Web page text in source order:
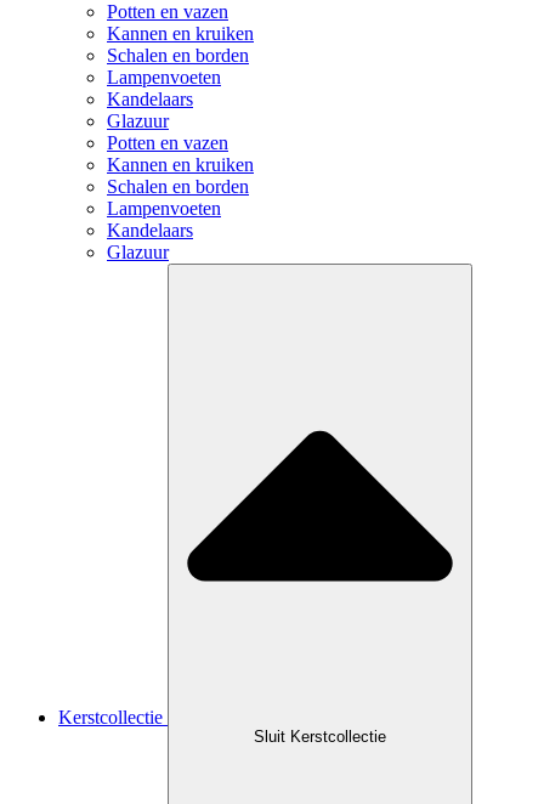
Potten en vazen
Kannen en kruiken
Schalen en borden
Lampenvoeten
Kandelaars
Glazuur
Potten en vazen
Kannen en kruiken
Schalen en borden
Lampenvoeten
Kandelaars
Glazuur
Kerstcollectie
Sluit Kerstcollectie